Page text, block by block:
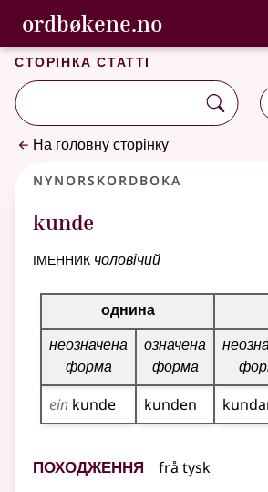
Перейти до основного
Доступність
ordbøkene.no, Cловник
Cловник букмола та Словник нюношка
Сторінка статті
На головну сторінку
Nynorskordboka
kunde
іменник чоловічий
Таблиця відмінювання для
однина
неозначена
форма
означена
форма
ein kunde kunden
Походження frå tysk